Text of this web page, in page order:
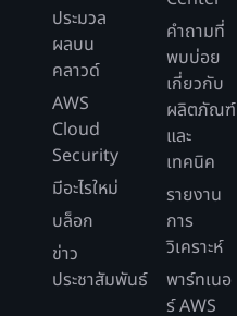
ประมวล
ผลบน
คลาวด์
AWS
Cloud
Security
มีอะไรใหม่
บล็อก
ข่าว
ประชาสัมพันธ์
คำถามที่
พบบ่อย
เกี่ยวกับ
ผลิตภัณฑ์
และ
เทคนิค
รายงาน
การ
วิเคราะห์
พาร์ทเนอ
ร์ AWS